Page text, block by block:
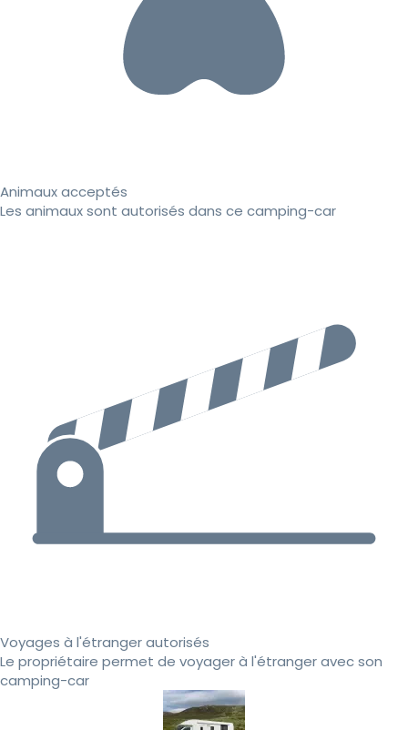
Animaux acceptés
Les animaux sont autorisés dans ce camping-car
Voyages à l'étranger autorisés
Le propriétaire permet de voyager à l'étranger avec son
camping-car